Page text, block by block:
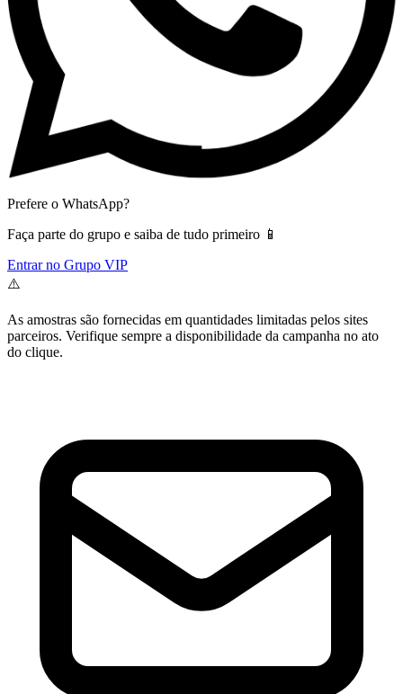
Prefere o WhatsApp?
Faça parte do grupo e saiba de tudo primeiro 📱
Entrar no Grupo VIP
⚠️
As amostras são fornecidas em quantidades limitadas pelos sites
parceiros. Verifique sempre a disponibilidade da campanha no ato
do clique.